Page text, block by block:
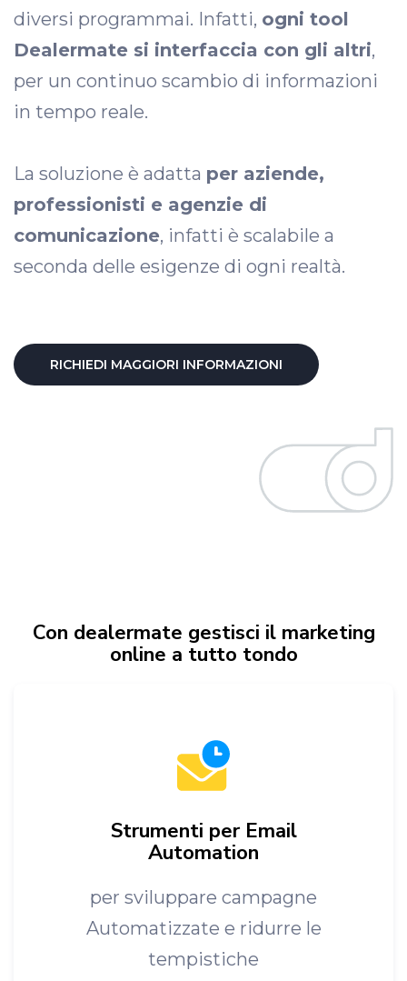
diversi programmai. Infatti, ogni tool
Dealermate si interfaccia con gli altri,
per un continuo scambio di informazioni
in tempo reale.
La soluzione è adatta per aziende,
professionisti e agenzie di
comunicazione, infatti è scalabile a
seconda delle esigenze di ogni realtà.
RICHIEDI MAGGIORI INFORMAZIONI
Con dealermate gestisci il marketing
online a tutto tondo
Strumenti per Email
Automation
per sviluppare campagne
Automatizzate e ridurre le
tempistiche